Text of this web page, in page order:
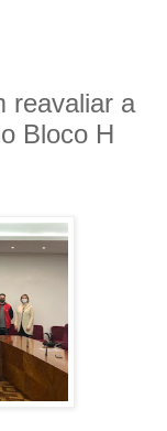
reavaliar a
Bloco H